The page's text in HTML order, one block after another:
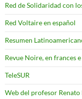
Red de Solidaridad con
Red Voltaire en español
Resumen
Revue Noire, en frances
TeleSUR
Web del profesor